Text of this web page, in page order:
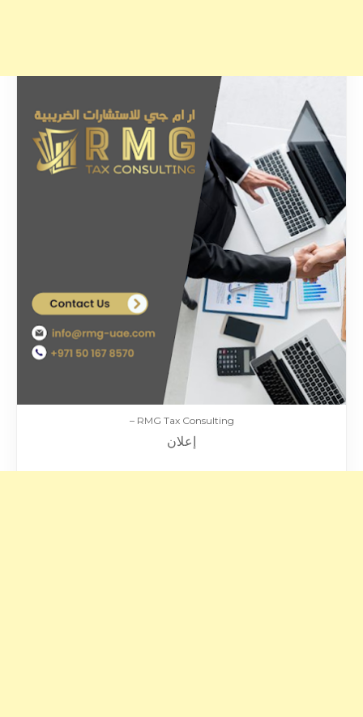
RMG Tax Consulting –
إعلان